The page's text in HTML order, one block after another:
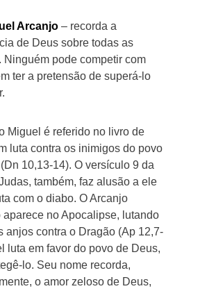
Arcanjo – recorda a
de Deus sobre todas as
Ninguém pode competir com
ter a pretensão de superá-lo
Miguel é referido no livro de
luta contra os inimigos do povo
10,13-14). O versículo 9 da
também, faz alusão a ele
com o diabo. O Arcanjo
aparece no Apocalipse, lutando
anjos contra o Dragão (Ap 12,7-
luta em favor do povo de Deus,
lo. Seu nome recorda,
o amor zeloso de Deus,